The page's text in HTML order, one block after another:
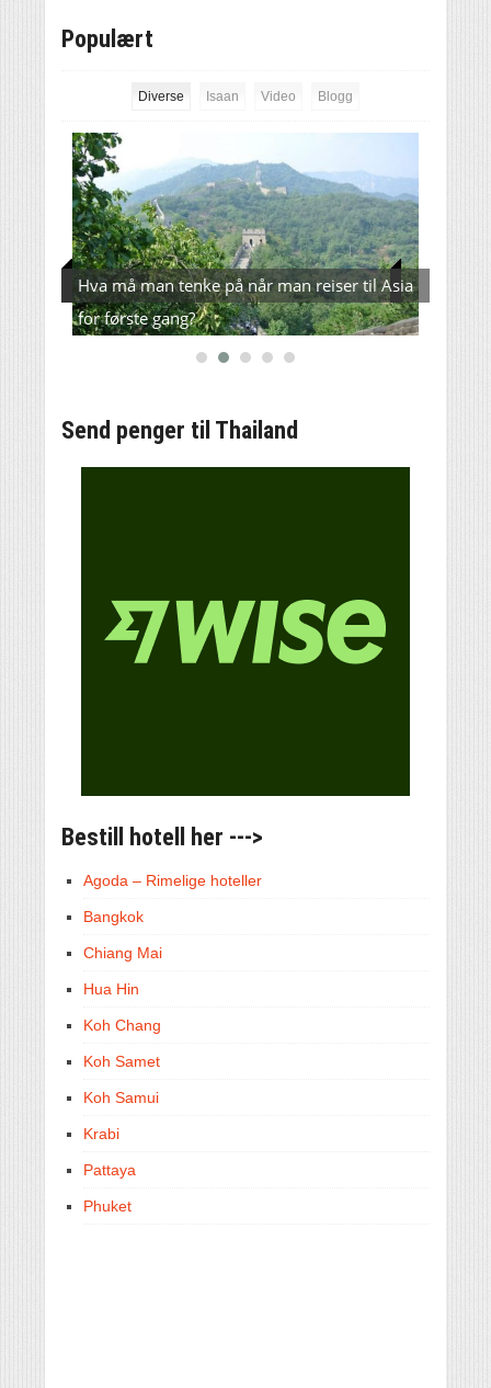
Populært
Diverse Isaan Video Blogg
Hva må man tenke på når man reiser til Asia
for første gang?
Send penger til Thailand
Bestill hotell her --->
Agoda – Rimelige hoteller
Bangkok
Chiang Mai
Hua Hin
Koh Chang
Koh Samet
Koh Samui
Krabi
Pattaya
Phuket